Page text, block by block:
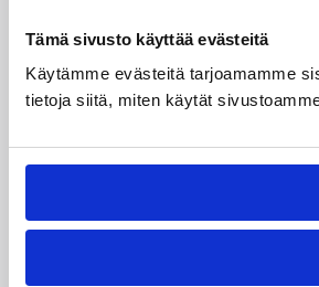
Tämä sivusto käyttää evästeitä
Käytämme evästeitä tarjoamamme
tietoja siitä, miten käytät